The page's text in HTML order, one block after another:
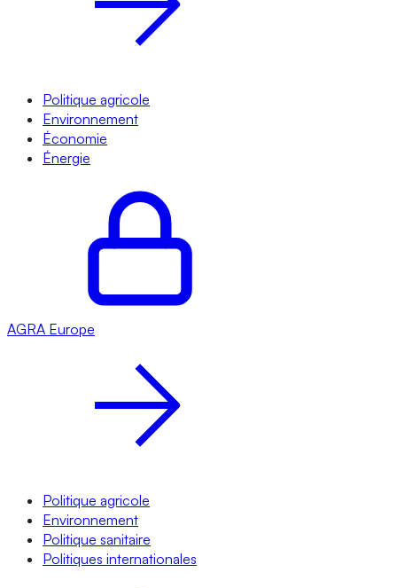
Politique agricole
Environnement
Économie
Énergie
AGRA Europe
Politique agricole
Environnement
Politique sanitaire
Politiques internationales